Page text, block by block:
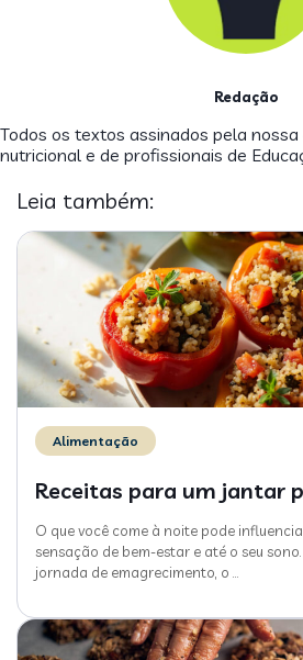
Redação
Todos os textos assinados pela
nutricional e de profissionais de
Leia também:
Alimentação
Receitas para um jantar
O que você come à noite pode
sensação de bem-estar e até o seu sono.
jornada de emagrecimento, o